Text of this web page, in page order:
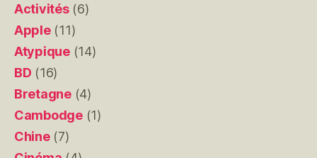
Activités(6)
Apple(11)
Atypique(14)
BD (16)
Bretagne(4)
Cambodge(1)
Chine(7)